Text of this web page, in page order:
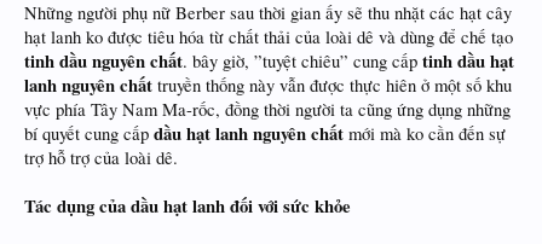
Những người phụ nữ Berber sau thời gian ấy sẽ thu nhặt các hạt cây
hạt lanh ko được tiêu hóa từ chất thải của loài dê và dùng để chế tạo
tinh dầu nguyên chất. bây giờ, ”tuyệt chiêu” cung cấp tinh dầu hạt
lanh nguyên chất truyền thống này vẫn được thực hiên ở một số khu
vực phía Tây Nam Ma-rốc, đồng thời người ta cũng ứng dụng những
bí quyết cung cấp dầu hạt lanh nguyên chất mới mà ko cần đến sự
trợ hỗ trợ của loài dê.
Tác dụng củadầu hạt lanhđối với sức khỏe